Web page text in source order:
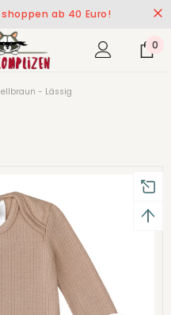
ab 40 Euro!
0
- Lässig